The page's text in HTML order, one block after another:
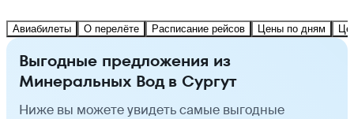
Авиабилеты О перелёте Расписание рейсов Цены по дням
Выгодные предложения из
Минеральных Вод в Сургут
Ниже вы можете увидеть самые выгодные